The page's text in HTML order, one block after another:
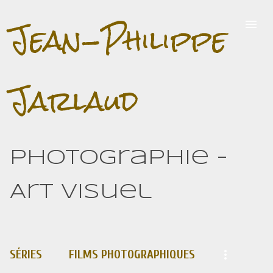
Jean-Philippe
Jarlaud
Photographie -
Art visuel
SÉRIES FILMS PHOTOGRAPHIQUES